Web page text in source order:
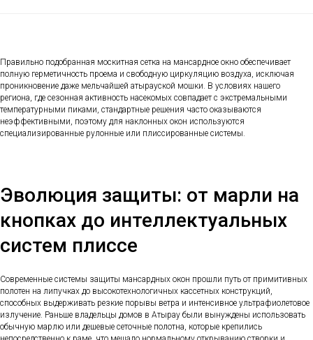
Правильно подобранная москитная сетка на мансардное окно обеспечивает
полную герметичность проема и свободную циркуляцию воздуха, исключая
проникновение даже мельчайшей атырауской мошки. В условиях нашего
региона, где сезонная активность насекомых совпадает с экстремальными
температурными пиками, стандартные решения часто оказываются
неэффективными, поэтому для наклонных окон используются
специализированные рулонные или плиссированные системы.
Эволюция защиты: от марли на
кнопках до интеллектуальных
систем плиссе
Современные системы защиты мансардных окон прошли путь от примитивных
полотен на липучках до высокотехнологичных кассетных конструкций,
способных выдерживать резкие порывы ветра и интенсивное ультрафиолетовое
излучение. Раньше владельцы домов в Атырау были вынуждены использовать
обычную марлю или дешевые сеточные полотна, которые крепились